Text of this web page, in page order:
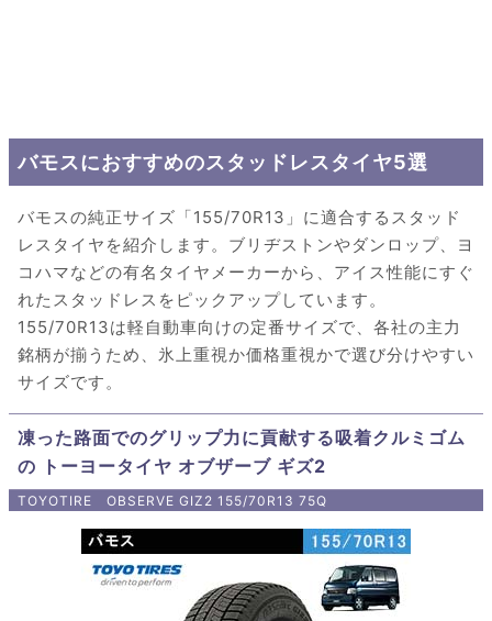
バモスにおすすめのスタッドレスタイヤ5選
バモスの純正サイズ「155/70R13」に適合するスタッド
レスタイヤを紹介します。ブリヂストンやダンロップ、ヨ
コハマなどの有名タイヤメーカーから、アイス性能にすぐ
れたスタッドレスをピックアップしています。
155/70R13は軽自動車向けの定番サイズで、各社の主力
銘柄が揃うため、氷上重視か価格重視かで選び分けやすい
サイズです。
凍った路面でのグリップ力に貢献する吸着クルミゴム
の トーヨータイヤ オブザーブ ギズ2
TOYOTIRE OBSERVE GIZ2 155/70R13 75Q